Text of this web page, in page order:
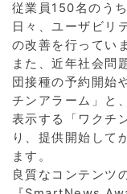
従業員150名のう
日々、ユーザビリ
の改善を行ってい
また、近年社会問
団接種の予約開始
チンアラーム」と
表示する「ワクチ
り、提供開始して
ます。
良質なコンテンツ